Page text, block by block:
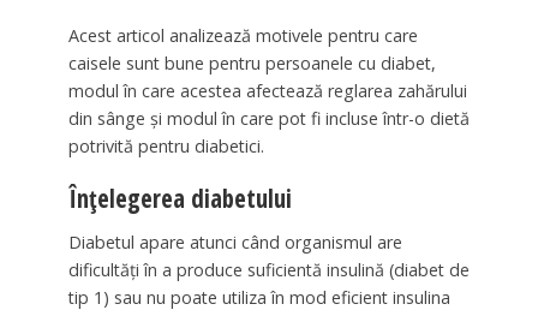
Acest articol analizează motivele pentru care
caisele sunt bune pentru persoanele cu diabet,
modul în care acestea afectează reglarea zahărului
din sânge și modul în care pot fi incluse într-o dietă
potrivită pentru diabetici.
Înțelegerea diabetului
Diabetul apare atunci când organismul are
dificultăți în a produce suficientă insulină (diabet de
tip 1) sau nu poate utiliza în mod eficient insulina